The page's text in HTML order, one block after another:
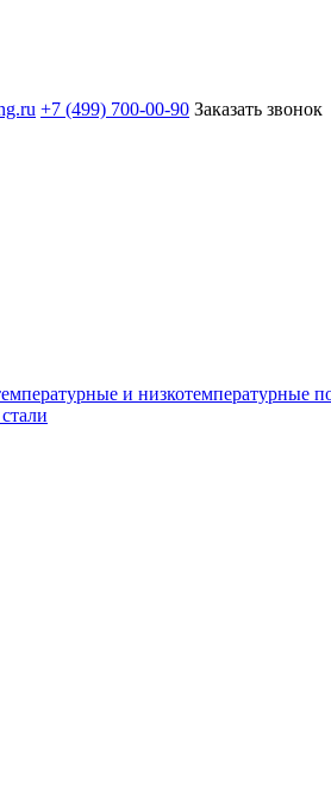
+7 (499) 700-00-90 Заказать звонок
и низкотемпературные